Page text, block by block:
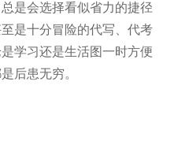
是会选择看似省力的捷径
是十分冒险的代写、代考
学习还是生活图一时方便
后患无穷。